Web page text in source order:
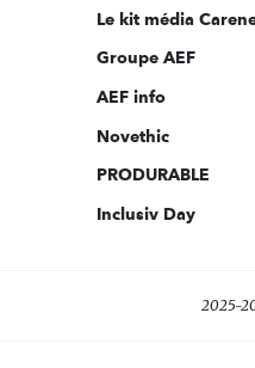
Le kit média
Groupe AEF
AEF info
Novethic
PRODURABLE
Inclusiv Day
2025-